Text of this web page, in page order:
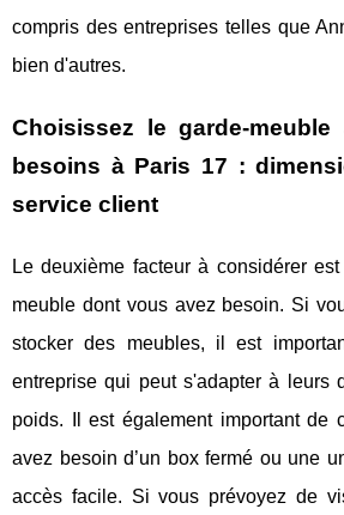
compris des entreprises telles que
bien d'autres.
Choisissez le garde-
besoins à Paris 17 :
service client
Le deuxième facteur à considérer
meuble dont vous avez besoin. Si
stocker des meubles, il est
entreprise qui peut s'adapter à leurs
poids. Il est également important de
avez besoin d’un box fermé ou une
accès facile. Si vous prévoyez de